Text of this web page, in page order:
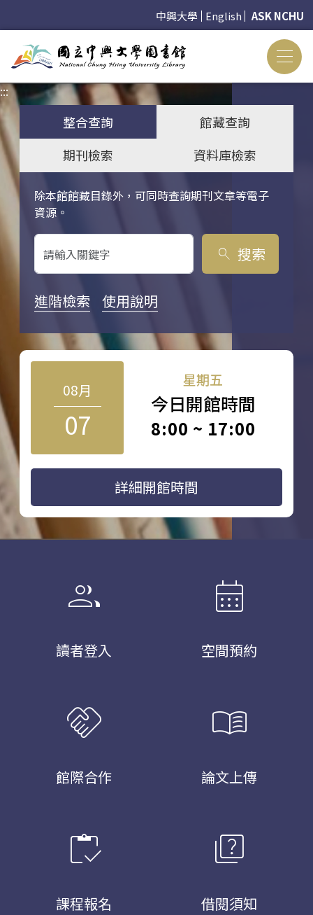
中興大學 English ASK NCHU
:::
整合查詢
館藏查詢
期刊檢索
資料庫檢索
除本館館藏目錄外，可同時查詢期刊文章等電子
資源。
關鍵字搜尋
search 搜索
進階檢索 使用說明
08月
07
星期五
今日開館時間
8:00 ~ 17:00
詳細開館時間
group
讀者登入
calendar_month
空間預約
handshake
館際合作
menu_book
論文上傳
inventory
課程報名
quiz
借閱須知